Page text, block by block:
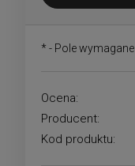
* - Pole wymagane
Ocena:
Producent:
Kod produktu: